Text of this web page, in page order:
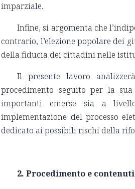
imparziale.
Infine, si argomenta che
contrario, l’elezione popolare dei
della fiducia dei cittadini nelle
Il presente lavoro
procedimento seguito per la
importanti emerse sia a
implementazione del processo
dedicato ai possibili rischi della
2. Procedimento e